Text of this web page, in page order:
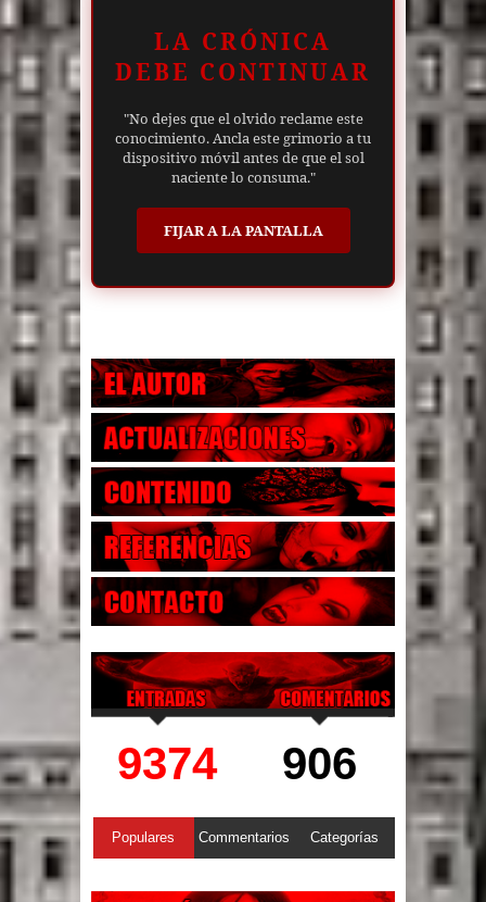
LA CRÓNICA
DEBE CONTINUAR
"No dejes que el olvido reclame este
conocimiento. Ancla este grimorio a tu
dispositivo móvil antes de que el sol
naciente lo consuma."
FIJAR A LA PANTALLA
9374 906
Populares Commentarios Categorías